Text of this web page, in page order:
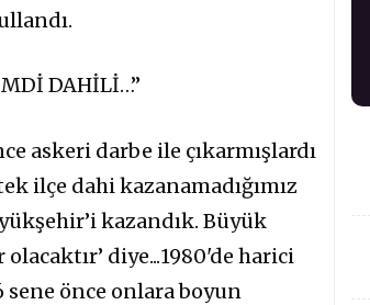
DAHİLİ…”
askeri darbe ile çıkarmışlardı
ilçe dahi kazanamadığımız
kazandık. Büyük
diye...1980'de harici
sene önce onlara boyun